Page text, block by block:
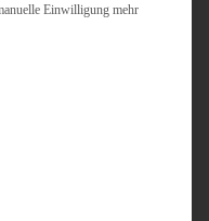
Einwilligung mehr